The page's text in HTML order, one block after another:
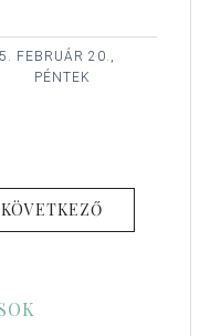
FEBRUÁR 20.,
PÉNTEK
KÖVETKEZŐ